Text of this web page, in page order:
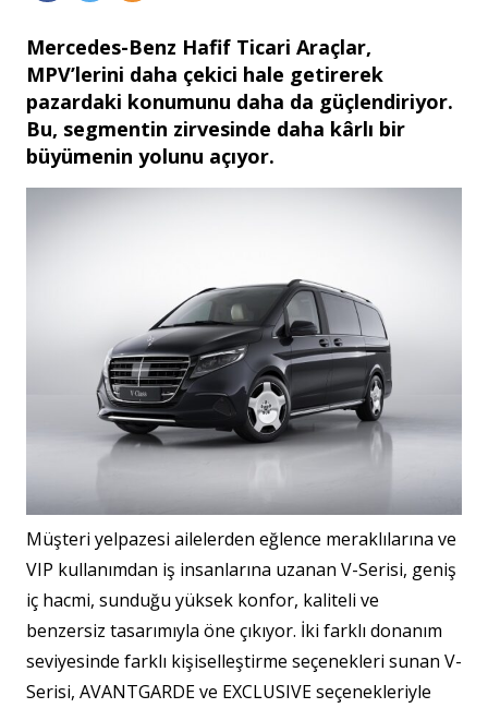
Mercedes-Benz Hafif Ticari Araçlar,
MPV’lerini daha çekici hale getirerek
pazardaki konumunu daha da güçlendiriyor.
Bu, segmentin zirvesinde daha kârlı bir
büyümenin yolunu açıyor.
Müşteri yelpazesi ailelerden eğlence meraklılarına ve
VIP kullanımdan iş insanlarına uzanan V-Serisi, geniş
iç hacmi, sunduğu yüksek konfor, kaliteli ve
benzersiz tasarımıyla öne çıkıyor. İki farklı donanım
seviyesinde farklı kişiselleştirme seçenekleri sunan V-
Serisi, AVANTGARDE ve EXCLUSIVE seçenekleriyle